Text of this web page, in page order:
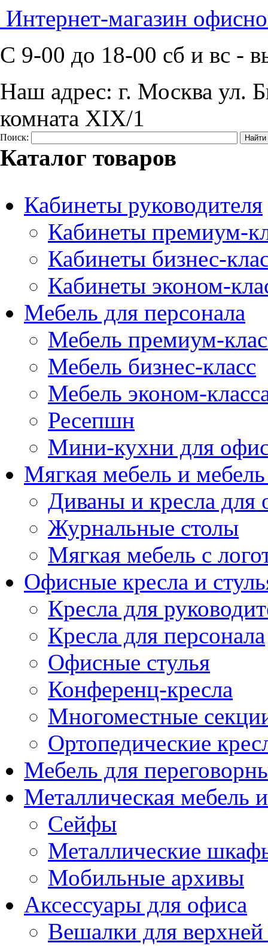
Интернет-магазин
C 9-00 до 18-00 сб и вс -
Наш адрес: г. Москва ул.
комната XIX/1
Поиск:
Каталог товаров
Кабинеты руководителя
Кабинеты премиум-
Кабинеты бизнес-
Кабинеты эконом-
Мебель для персонала
Мебель премиум-
Мебель бизнес-класс
Мебель эконом-
Ресепшн
Мини-кухни для
Мягкая мебель и
Диваны и кресла для
Журнальные столы
Мягкая мебель с
Офисные кресла и
Кресла для
Кресла для персонала
Офисные стулья
Конференц-кресла
Многоместные
Ортопедические
Мебель для
Металлическая мебель
Сейфы
Металлические
Мобильные архивы
Аксессуары для офиса
Вешалки для